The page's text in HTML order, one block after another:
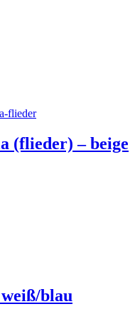
(flieder) – beige
blau